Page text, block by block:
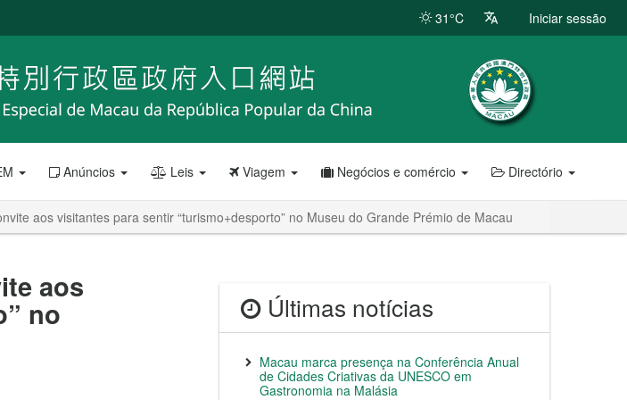
31°C Iniciar sessão
Anúncios Leis Viagem Negócios e comércio Directório
aos visitantes para sentir “turismo+desporto” no Museu do Grande Prémio de Macau
aos
no Últimas notícias
Macau marca presença na Conferência Anual
de Cidades Criativas da UNESCO em
Gastronomia na Malásia